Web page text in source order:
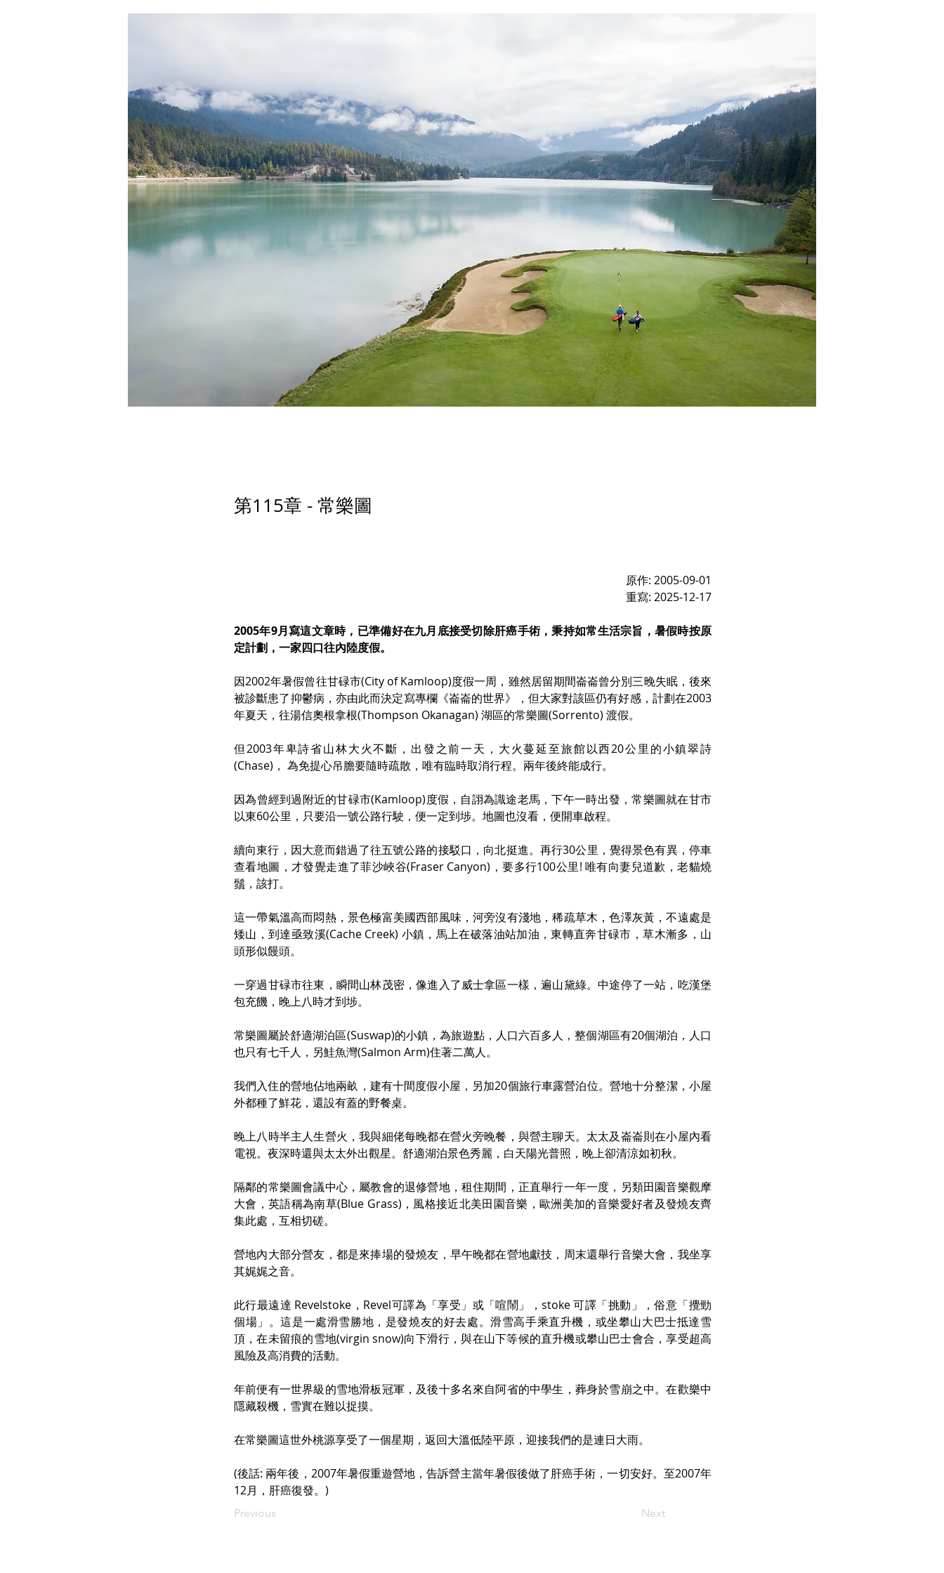
第115章 - 常樂圖
原作: 2005-09-01
重寫: 2025-12-17
2005年9月寫這文章時，已準備好在九月底接受切除肝癌手術，秉持如常生活宗旨，暑假時按原
定計劃，一家四口往內陸度假。
因2002年暑假曾往甘碌市(City of Kamloop)度假一周，雖然居留期間崙崙曾分別三晚失眠，後來
被診斷患了抑鬱病，亦由此而決定寫專欄《崙崙的世界》，但大家對該區仍有好感，計劃在2003
年夏天，往湯信奧根拿根(Thompson Okanagan) 湖區的常樂圖(Sorrento) 渡假。
但2003年卑詩省山林大火不斷，出發之前一天，大火蔓延至旅館以西20公里的小鎮翠詩
(Chase)， 為免提心吊膽要隨時疏散，唯有臨時取消行程。兩年後終能成行。
因為曾經到過附近的甘碌市(Kamloop)度假，自詡為識途老馬，下午一時出發，常樂圖就在甘市
以東60公里，只要沿一號公路行駛，便一定到埗。地圖也沒看，便開車啟程。
續向東行，因大意而錯過了往五號公路的接駁口，向北挺進。再行30公里，覺得景色有異，停車
查看地圖，才發覺走進了菲沙峽谷(Fraser Canyon)，要多行100公里! 唯有向妻兒道歉，老貓燒
鬚，該打。
這一帶氣溫高而悶熱，景色極富美國西部風味，河旁沒有淺地，稀疏草木，色澤灰黃，不遠處是
矮山，到達亟致溪(Cache Creek) 小鎮，馬上在破落油站加油，東轉直奔甘碌市，草木漸多，山
頭形似饅頭。
一穿過甘碌市往東，瞬間山林茂密，像進入了威士拿區一樣，遍山黛綠。中途停了一站，吃漢堡
包充饑，晚上八時才到埗。
常樂圖屬於舒適湖泊區(Suswap)的小鎮，為旅遊點，人口六百多人，整個湖區有20個湖泊，人口
也只有七千人，另鮭魚灣(Salmon Arm)住著二萬人。
我們入住的營地佔地兩畝，建有十間度假小屋，另加20個旅行車露營泊位。營地十分整潔，小屋
外都種了鮮花，還設有蓋的野餐桌。
晚上八時半主人生營火，我與細佬每晚都在營火旁晚餐，與營主聊天。太太及崙崙則在小屋內看
電視。夜深時還與太太外出觀星。舒適湖泊景色秀麗，白天陽光普照，晚上卻清涼如初秋。
隔鄰的常樂圖會議中心，屬教會的退修營地，租住期間，正直舉行一年一度，另類田園音樂觀摩
大會，英語稱為南草(Blue Grass)，風格接近北美田園音樂，歐洲美加的音樂愛好者及發燒友齊
集此處，互相切磋。
營地內大部分營友，都是來捧場的發燒友，早午晚都在營地獻技，周末還舉行音樂大會，我坐享
其娓娓之音。
此行最遠達 Revelstoke，Revel可譯為「享受」或「喧鬧」，stoke 可譯「挑動」，俗意「攪勁
個場」。這是一處滑雪勝地，是發燒友的好去處。滑雪高手乘直升機，或坐攀山大巴士抵達雪
頂，在未留痕的雪地(virgin snow)向下滑行，與在山下等候的直升機或攀山巴士會合，享受超高
風險及高消費的活動。
年前便有一世界級的雪地滑板冠軍，及後十多名來自阿省的中學生，葬身於雪崩之中。在歡樂中
隱藏殺機，雪實在難以捉摸。
在常樂圖這世外桃源享受了一個星期，返回大溫低陸平原，迎接我們的是連日大雨。
(後話: 兩年後，2007年暑假重遊營地，告訴營主當年暑假後做了肝癌手術，一切安好。至2007年
12月，肝癌復發。)
Previous Next